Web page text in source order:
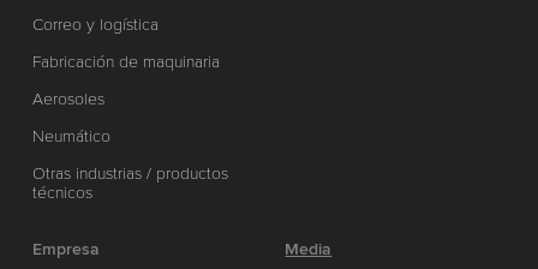
Correo y logística
Fabricación de maquinaria
Aerosoles
Neumático
Otras industrias / productos
técnicos
Empresa
Media